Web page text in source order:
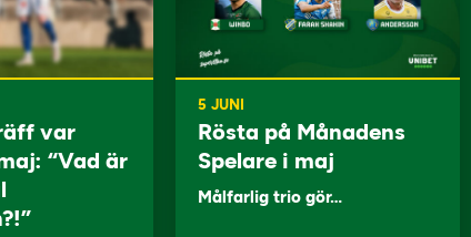
var
“Vad är
5 JUNI
Rösta på Månadens
Spelare i maj
Målfarlig trio gör…